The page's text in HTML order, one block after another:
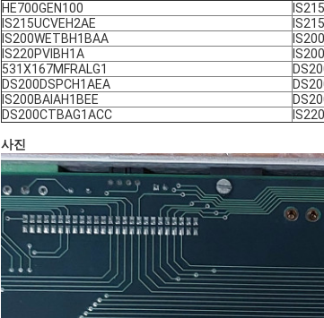
HE700GEN100
IS215UCVEH2AE
IS200WETBH1BAA
IS220PVIBH1A
531X167MFRALG1
DS200DSPCH1AEA
IS200BAIAH1BEE
DS200CTBAG1ACC
사진